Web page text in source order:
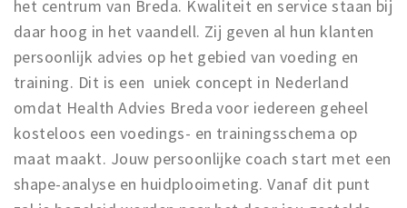
het centrum van Breda. Kwaliteit en service staan bij
daar hoog in het vaandell. Zij geven al hun klanten
persoonlijk advies op het gebied van voeding en
training. Dit is een uniek concept in Nederland
omdat Health Advies Breda voor iedereen geheel
kosteloos een voedings- en trainingsschema op
maat maakt. Jouw persoonlijke coach start met een
shape-analyse en huidplooimeting. Vanaf dit punt